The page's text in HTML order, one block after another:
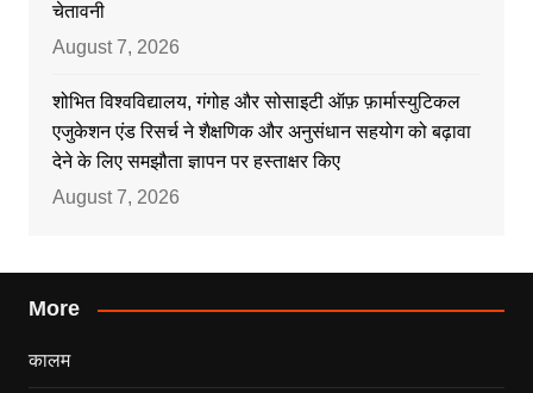
चेतावनी
August 7, 2026
शोभित विश्वविद्यालय, गंगोह और सोसाइटी ऑफ़ फ़ार्मास्युटिकल
एजुकेशन एंड रिसर्च ने शैक्षणिक और अनुसंधान सहयोग को बढ़ावा
देने के लिए समझौता ज्ञापन पर हस्ताक्षर किए
August 7, 2026
More
कालम